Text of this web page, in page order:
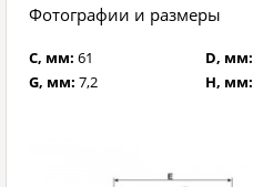
Фотографии и размеры
C, мм: 61 D, мм:
G, мм: 7,2 H, мм: